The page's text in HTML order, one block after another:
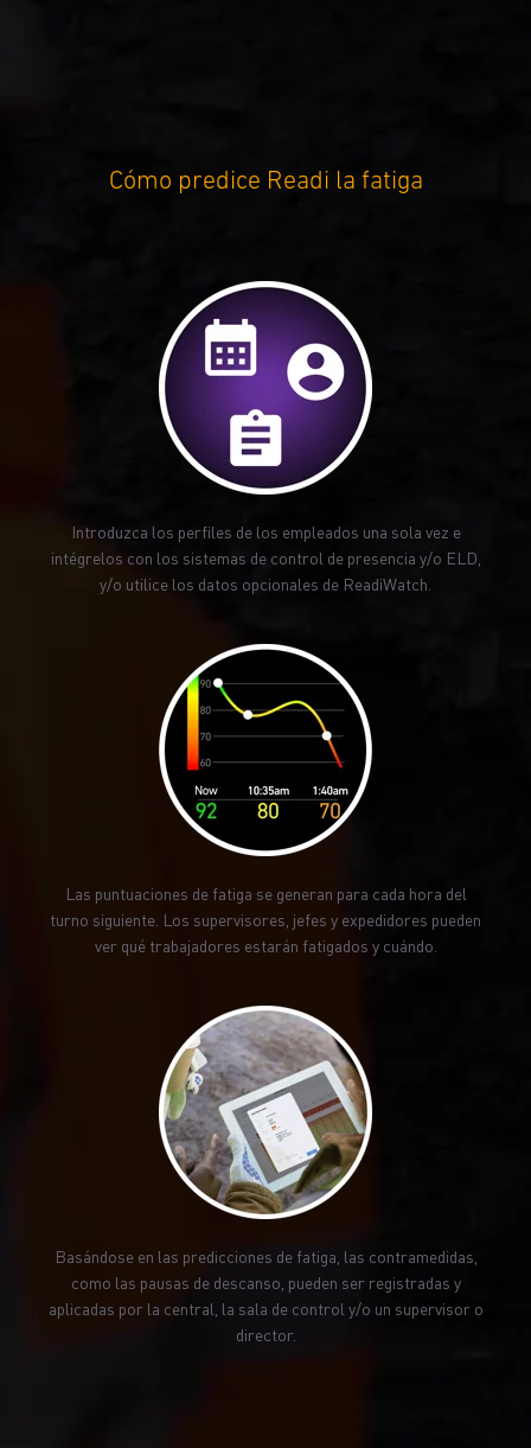
Cómo predice Readi la fatiga
Introduzca los perfiles de los empleados una sola vez e
intégrelos con los sistemas de control de presencia y/o ELD,
y/o utilice los datos opcionales de ReadiWatch.
Las puntuaciones de fatiga se generan para cada hora del
turno siguiente. Los supervisores, jefes y expedidores pueden
ver qué trabajadores estarán fatigados y cuándo.
Basándose en las predicciones de fatiga, las contramedidas,
como las pausas de descanso, pueden ser registradas y
aplicadas por la central, la sala de control y/o un supervisor o
director.